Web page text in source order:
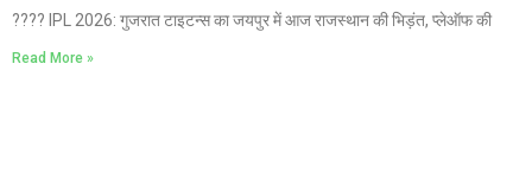
???? IPL 2026: गुजरात टाइटन्स का जयपुर में आज राजस्थान की भिड़ंत, प्लेऑफ की
Read More »